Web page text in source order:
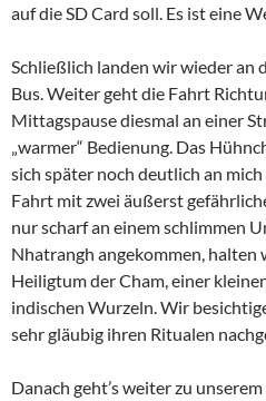
auf die SD Card soll. Es ist eine
Schließlich landen wir wieder an
Bus. Weiter geht die Fahrt
Mittagspause diesmal an einer
„warmer“ Bedienung. Das
sich später noch deutlich an
Fahrt mit zwei äußerst
nur scharf an einem schlimmen
Nhatrangh angekommen, halten
Heiligtum der Cham, einer
indischen Wurzeln. Wir
sehr gläubig ihren Ritualen
Danach geht’s weiter zu